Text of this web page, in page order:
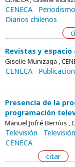
CENECA Periodismo
Diarios chilenos
Revistas y
Giselle Munizaga ,
CENECA
Presencia de la
programación
Manuel Jofré Berríos ,
Televisión
CENECA
citar